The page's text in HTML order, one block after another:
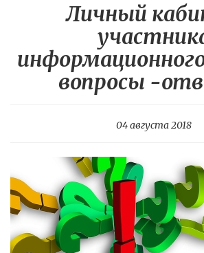
Личный
вопросы -
04 августа 2018